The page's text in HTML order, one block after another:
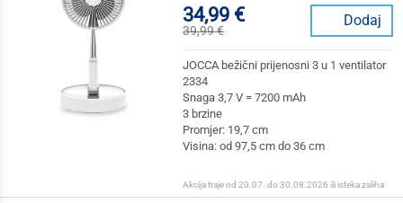
34,99 €
39,99 €
Dodaj
JOCCA bežični prijenosni 3 u 1 ventilator
2334
Snaga 3,7 V = 7200 mAh
3 brzine
Promjer: 19,7 cm
Visina: od 97,5 cm do 36 cm
Akcija traje od 20.07. do 30.08.2026 ili isteka zaliha